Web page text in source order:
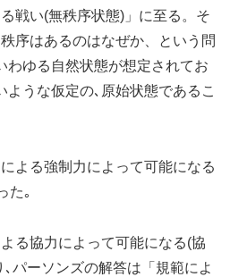
戦い(無秩序状態)」に至る。そ
序はあるのはなぜか、という問
わゆる自然状態が想定されてお
ような仮定の､原始状態であるこ
よる強制力によって可能になる
た｡
る協力によって可能になる(協
パーソンズの解答は「規範によ